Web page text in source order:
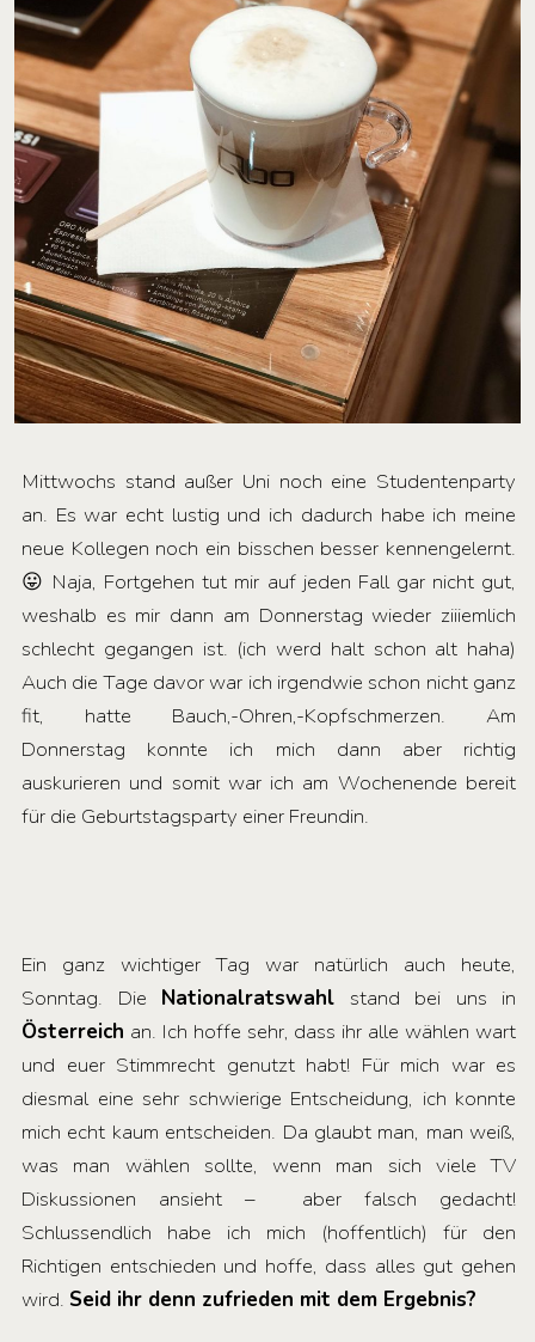
Mittwochs stand außer Uni noch eine Studentenparty
an. Es war echt lustig und ich dadurch habe ich meine
neue Kollegen noch ein bisschen besser kennengelernt.
😛 Naja, Fortgehen tut mir auf jeden Fall gar nicht gut,
weshalb es mir dann am Donnerstag wieder ziiiemlich
schlecht gegangen ist. (ich werd halt schon alt haha)
Auch die Tage davor war ich irgendwie schon nicht ganz
fit, hatte Bauch,-Ohren,-Kopfschmerzen. Am
Donnerstag konnte ich mich dann aber richtig
auskurieren und somit war ich am Wochenende bereit
für die Geburtstagsparty einer Freundin.
Ein ganz wichtiger Tag war natürlich auch heute,
Sonntag. Die Nationalratswahl stand bei uns in
Österreich an. Ich hoffe sehr, dass ihr alle wählen wart
und euer Stimmrecht genutzt habt! Für mich war es
diesmal eine sehr schwierige Entscheidung, ich konnte
mich echt kaum entscheiden. Da glaubt man, man weiß,
was man wählen sollte, wenn man sich viele TV
Diskussionen ansieht – aber falsch gedacht!
Schlussendlich habe ich mich (hoffentlich) für den
Richtigen entschieden und hoffe, dass alles gut gehen
wird. Seid ihr denn zufrieden mit dem Ergebnis?